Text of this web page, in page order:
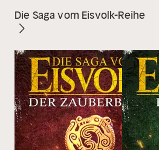
Die Saga vom Eisvolk-Reihe